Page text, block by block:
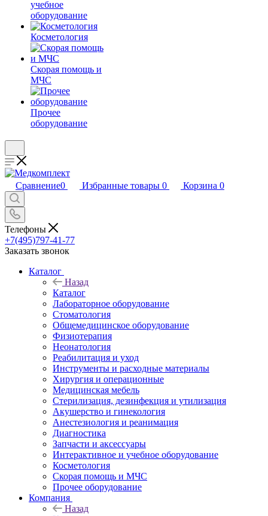
учебное
оборудование
Косметология
Скорая помощь и
МЧС
Прочее
оборудование
Сравнение0 Избранные товары 0 Корзина 0
Телефоны
+7(495)797-41-77
Заказать звонок
Каталог
Назад
Каталог
Лабораторное оборудование
Стоматология
Общемедицинское оборудование
Физиотерапия
Неонатология
Реабилитация и уход
Инструменты и расходные материалы
Хирургия и операционные
Медицинская мебель
Стерилизация, дезинфекция и утилизация
Акушерство и гинекология
Анестезиология и реанимация
Диагностика
Запчасти и аксессуары
Интерактивное и учебное оборудование
Косметология
Скорая помощь и МЧС
Прочее оборудование
Компания
Назад